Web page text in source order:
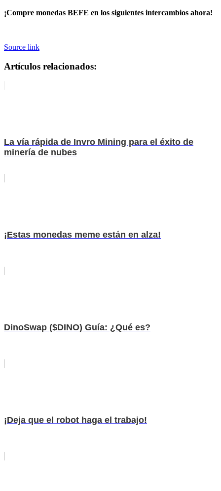
¡Compre monedas BEFE en los siguientes intercambios ahora!
Source link
Artículos relacionados:
La vía rápida de Invro Mining para el éxito de
minería de nubes
¡Estas monedas meme están en alza!
DinoSwap ($DINO) Guía: ¿Qué es?
¡Deja que el robot haga el trabajo!